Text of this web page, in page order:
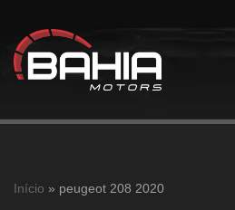
Pular
para
Início » peugeot 208 2020